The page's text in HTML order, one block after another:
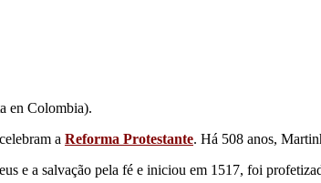
en Colombia).
a Reforma Protestante. Há 508 anos,
e a salvação pela fé e iniciou em 1517, foi